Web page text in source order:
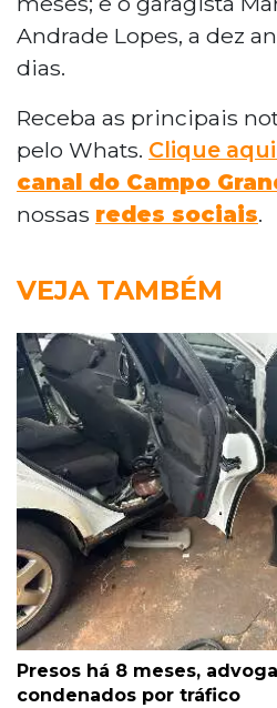
Andrade Lopes, a dez
dias.
Receba as principais
pelo Whats. Clique
canal do Campo
nossas redes sociais.
VEJA TAMBÉM
Presos há 8 meses,
condenados por tráfico